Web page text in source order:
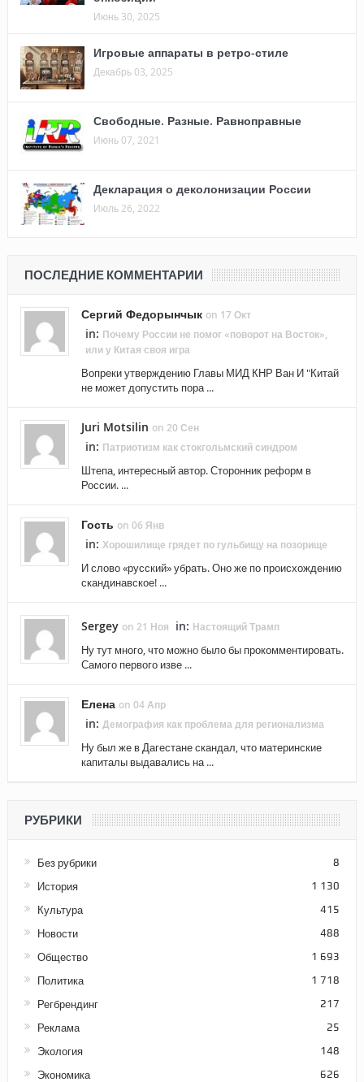
Июнь 30, 2025
Игровые аппараты в ретро-стиле
Декабрь 03, 2025
Свободные. Разные. Равноправные
Июнь 07, 2021
Декларация о деколонизации России
Июль 26, 2022
ПОСЛЕДНИЕ КОММЕНТАРИИ
Сергий Федорынчык on 17 Окт
in: Почему России не помог «поворот на Восток»,
или у Китая своя игра
Вопреки утверждению Главы МИД КНР Ван И "Китай
не может допустить пора ...
Juri Motsilin on 20 Сен
in: Патриотизм как стокгольмский синдром
Штепа, интересный автор. Сторонник реформ в
России. ...
Гость on 06 Янв
in: Хорошилище грядет по гульбищу на позорище
И слово «русский» убрать. Оно же по происхождению
скандинавское! ...
Sergey on 21 Ноя in: Настоящий Трамп
Ну тут много, что можно было бы прокомментировать.
Самого первого изве ...
Елена on 04 Апр
in: Демография как проблема для регионализма
Ну был же в Дагестане скандал, что материнские
капиталы выдавались на ...
РУБРИКИ
Без рубрики 8
История 1 130
Культура 415
Новости 488
Общество 1 693
Политика 1 718
Регбрендинг 217
Реклама 25
Экология 148
Экономика 626